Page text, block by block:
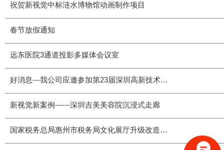
祝贺新视觉中标涟水博物馆动画制作项目
春节放假通知
远东医院3通道投影多媒体会议室
好消息---我公司应邀参加第23届深圳高新技术交易会
新视觉新案例------深圳吉美美容院沉浸式走廊
国家税务总局惠州市税务局文化展厅升级改造项目